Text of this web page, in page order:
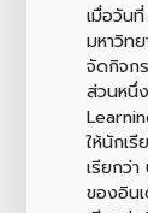
เมื่อวัน
มหาวิท
จัดกิจก
ส่วนหนึ่
ให้นักเ
เรียกว่
ของอิน